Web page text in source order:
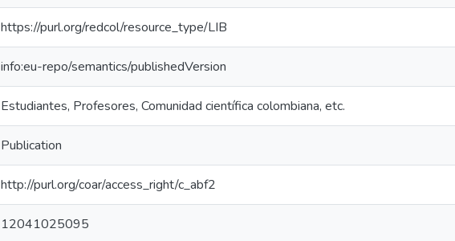
https://purl.org/redcol/resource_type/LIB
info:eu-repo/semantics/publishedVersion
Estudiantes, Profesores, Comunidad científica colombiana, etc.
Publication
http://purl.org/coar/access_right/c_abf2
12041025095